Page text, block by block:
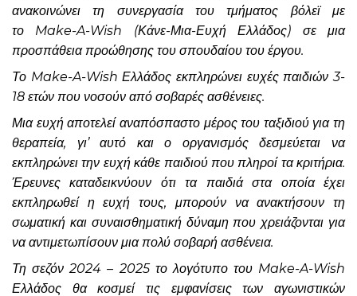
ανακοινώνει τη συνεργασία του τμήματος βόλεϊ με
το Make-A-Wish (Κάνε-Μια-Ευχή Ελλάδος) σε μια
προσπάθεια προώθησης του σπουδαίου του έργου.
Το Make-A-Wish Ελλάδος εκπληρώνει ευχές παιδιών 3-
18 ετών που νοσούν από σοβαρές ασθένειες.
Μια ευχή αποτελεί αναπόσπαστο μέρος του ταξιδιού για τη
θεραπεία, γι’ αυτό και ο οργανισμός δεσμεύεται να
εκπληρώνει την ευχή κάθε παιδιού που πληροί τα κριτήρια.
Έρευνες καταδεικνύουν ότι τα παιδιά στα οποία έχει
εκπληρωθεί η ευχή τους, μπορούν να ανακτήσουν τη
σωματική και συναισθηματική δύναμη που χρειάζονται για
να αντιμετωπίσουν μια πολύ σοβαρή ασθένεια.
Τη σεζόν 2024 – 2025 το λογότυπο του Make-A-Wish
Ελλάδος θα κοσμεί τις εμφανίσεις των αγωνιστικών